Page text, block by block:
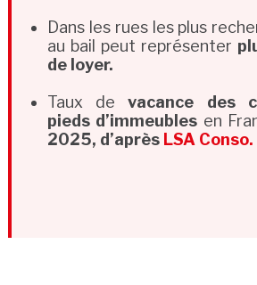
Dans les rues les plus
au bail peut représenter
de loyer.
Taux devacance des
pieds d’immeubles en
2025, d’après LSA Conso.